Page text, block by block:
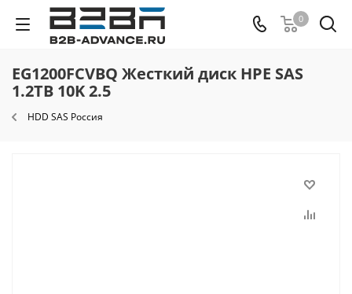
0
EG1200FCVBQ Жесткий диск HPE SAS
1.2TB 10K 2.5
HDD SAS Россия